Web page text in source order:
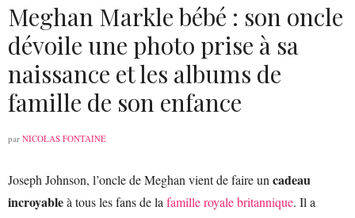
Meghan Markle bébé : son oncle
dévoile une photo prise à sa
naissance et les albums de
famille de son enfance
par NICOLAS FONTAINE
Joseph Johnson, l’oncle de Meghan vient de faire un cadeau
incroyableà tous les fans de la famille royale britannique. Il a